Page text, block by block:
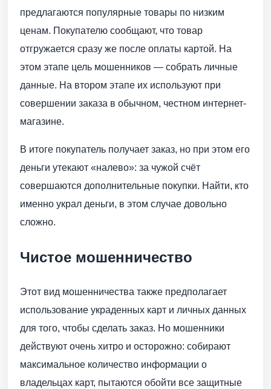
предлагаются популярные товары по низким
ценам. Покупателю сообщают, что товар
отгружается сразу же после оплаты картой. На
этом этапе цель мошенников — собрать личные
данные. На втором этапе их используют при
совершении заказа в обычном, честном интернет-
магазине.
В итоге покупатель получает заказ, но при этом его
деньги утекают «налево»: за чужой счёт
совершаются дополнительные покупки. Найти, кто
именно украл деньги, в этом случае довольно
сложно.
Чистое мошенничество
Этот вид мошенничества также предполагает
использование украденных карт и личных данных
для того, чтобы сделать заказ. Но мошенники
действуют очень хитро и осторожно: собирают
максимальное количество информации о
владельцах карт, пытаются обойти все защитные